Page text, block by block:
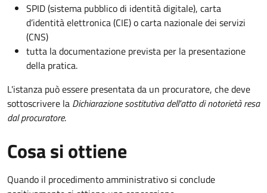
SPID (sistema pubblico di identità digitale), carta
d’identità elettronica (CIE) o carta nazionale dei servizi
(CNS)
tutta la documentazione prevista per la presentazione
della pratica.
L'istanza può essere presentata da un procuratore, che deve
sottoscrivere la Dichiarazione sostitutiva dell'atto di notorietà resa
dal procuratore.
Cosa si ottiene
Quando il procedimento amministrativo si conclude